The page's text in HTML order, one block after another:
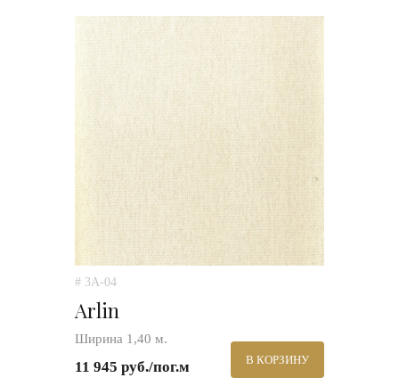
# 3A-04
Arlin
Ширина 1,40 м.
11 945 руб./пог.м В КОРЗИНУ